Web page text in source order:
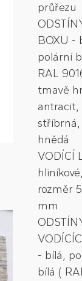
průřezu
BOXU -
polární
RAL
tmavě
antracit,
hnědá
VODÍCÍ
rozměr
mm
- bílá,
bílá (